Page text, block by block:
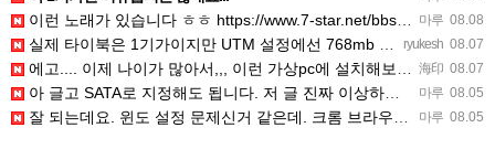
마루 08.08
이런 노래가 있습니다 ㅎㅎ https://www.7-star.net/bbs/board.php?bo_table…
ryukesh 08.07
실제 타이북은 1기가이지만 UTM 설정에선 768mb 입니다. 1기가나 그 보다 넘게 설정하면 UTM 에뮬레…
海印 08.07
에고.... 이제 나이가 많아서,,, 이런 가상pc에 설치해보는 것도 귀찮군요.. ㅎㅎ 날씨도 덥고.....…
마루 08.05
아 글고 SATA로 지정해도 됩니다. 저 글 진짜 이상하네요. 옛날꺼 퍼와서 그런거 같은데요.
마루 08.05
잘 되는데요. 윈도 설정 문제신거 같은데. 크롬 브라우저나 파폭으로 해 보세요